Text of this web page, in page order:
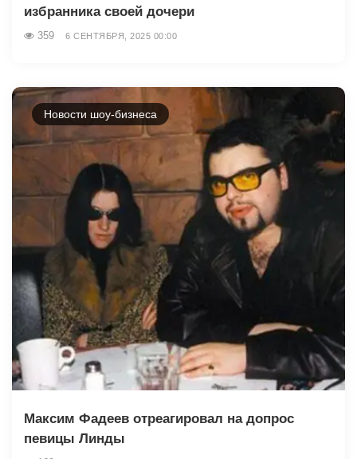
избранника своей дочери
359 6 СЕНТЯБРЯ, 2025 00:00
Новости шоу-бизнеса
Максим Фадеев отреагировал на допрос
певицы Линды